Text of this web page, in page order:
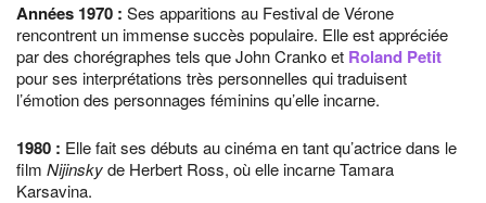
Années 1970 : Ses apparitions au Festival de Vérone
rencontrent un immense succès populaire. Elle est appréciée
par des chorégraphes tels que John Cranko et Roland Petit
pour ses interprétations très personnelles qui traduisent
l’émotion des personnages féminins qu’elle incarne.
1980 : Elle fait ses débuts au cinéma en tant qu’actrice dans le
film Nijinskyde Herbert Ross, où elle incarne Tamara
Karsavina.